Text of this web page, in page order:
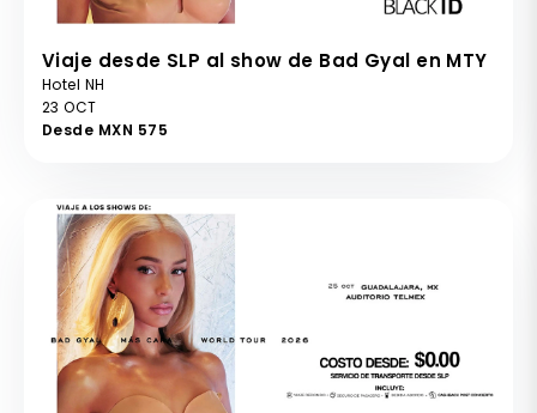
Viaje desde SLP al show de Bad Gyal en MTY
Hotel NH
23 OCT
Desde MXN 575